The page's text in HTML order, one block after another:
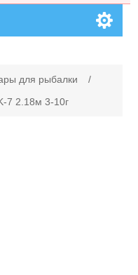
для рыбалки
/
7 2.18м 3-10г